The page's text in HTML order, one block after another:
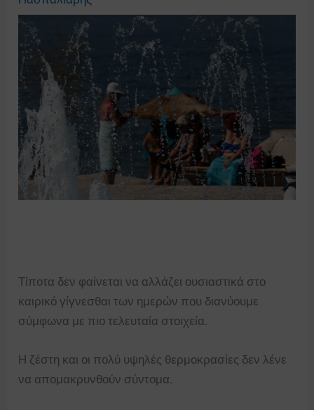
Τίποτα δεν φαίνεται να αλλάζει ουσιαστικά στο
καιρικό γίγνεσθαι των ημερών που διανύουμε
σύμφωνα με πιο τελευταία στοιχεία.
Η ζέστη και οι πολύ υψηλές θερμοκρασίες δεν λένε
να απομακρυνθούν σύντομα.